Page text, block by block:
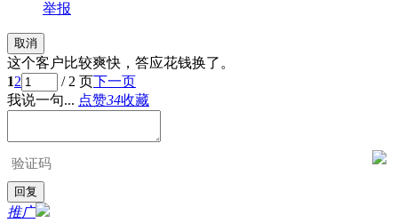
举报
取消
这个客户比较爽快，答应花钱换了。
12 / 2 页下一页
我说一句... 点赞34收藏
推广